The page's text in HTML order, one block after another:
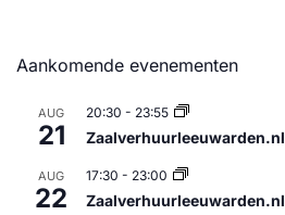
Aankomende evenementen
AUG
21
20:30 - 23:55
Zaalverhuurleeuwarden.nl
AUG
22
17:30 - 23:00
Zaalverhuurleeuwarden.nl